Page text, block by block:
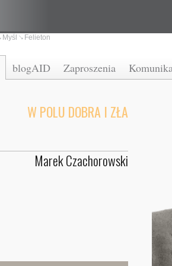
blogAID Zaproszenia
Myśl Felieton
W POLU DOBRA I ZŁA
Marek Czachorowski